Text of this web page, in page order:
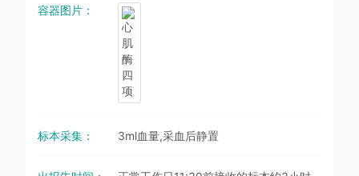
容器图片：
标本采集： 3ml血量,采血后静置